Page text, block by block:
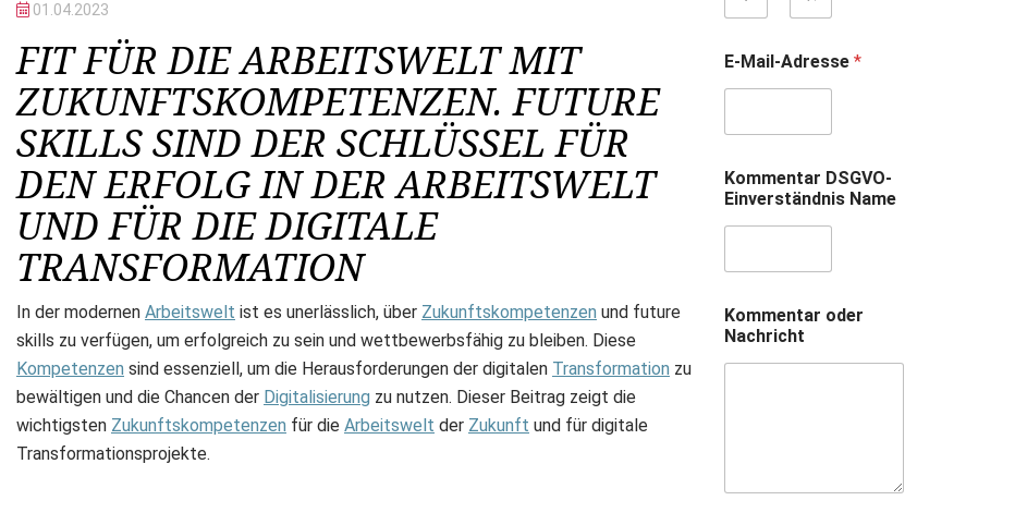
01.04. 2023
FIT FÜR DIE ARBEITSWELT MIT
ZUKUNFTSKOMPETENZEN. FUTURE
SKILLS SIND DER SCHLÜSSEL FÜR
DEN ERFOLG IN DER ARBEITSWELT
UND FÜR DIE DIGITALE
TRANSFORMATION
In der modernen Arbeitswelt ist es unerlässlich, über Zukunftskompetenzen und future
skills zu verfügen, um erfolgreich zu sein und wettbewerbsfähig zu bleiben. Diese
Kompetenzen sind essenziell, um die Herausforderungen der digitalen Transformation zu
bewältigen und die Chancen der Digitalisierung zu nutzen. Dieser Beitrag zeigt die
wichtigsten Zukunftskompetenzen für die Arbeitswelt der Zukunft und für digitale
Transformationsprojekte.
E-Mail-Adresse *
Kommentar DSGVO-
Einverständnis Name
Kommentar oder
Nachricht